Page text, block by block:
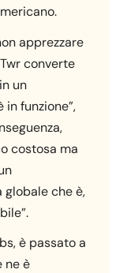
apprezzare
converte
un
funzione”,
costosa ma
che è,
è passato a
ne è